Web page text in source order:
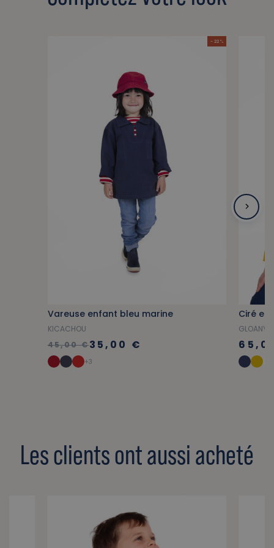
- 22 %
Vareuse enfant bleu marine
KICACHOU
45,00 €35,00 €
+3
Ciré
GLOANY
Les clients ont aussi acheté